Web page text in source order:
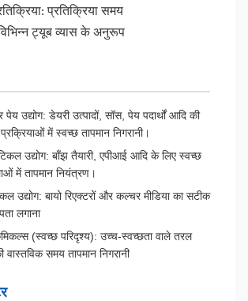
प्रतिक्रिया समय
ट्यूब व्यास के अनुरूप
पेय उद्योग: डेयरी उत्पादों, सॉस, पेय पदार्थों आदि की
में स्वच्छ तापमान निगरानी।
उद्योग: बाँझ तैयारी, एपीआई आदि के लिए स्वच्छ
में तापमान नियंत्रण।
उद्योग: बायो रिएक्टरों और कल्चर मीडिया का सटीक
लगाना
(स्वच्छ परिदृश्य): उच्च-स्वच्छता वाले तरल
वास्तविक समय तापमान निगरानी